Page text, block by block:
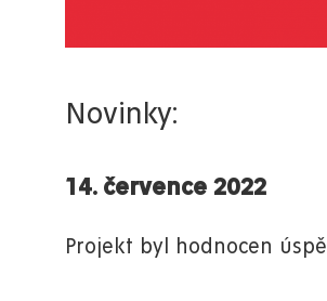
Novinky:
14. července 2022
Projekt byl hodnocen